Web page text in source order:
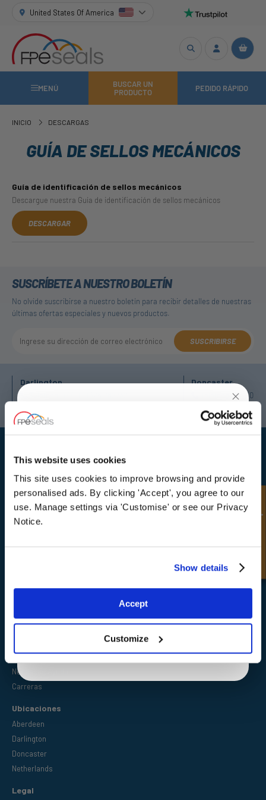
This website uses cookies
This site uses cookies to improve browsing and provide
personalised ads. By clicking 'Accept', you agree to our
use. Manage settings via 'Customise' or see our Privacy
Notice.
Show details
Accept
Customize
United States Of America
MENÚ
BUSCAR UN
PRODUCTO
PEDIDO RÁPIDO
INICIO DESCARGAS
GUÍA DE SELLOS MECÁNICOS
Guía de identificación de sellos mecánicos
Descargue nuestra Guía de identificación de sellos mecánicos
DESCARGAR
SUSCRÍBETE A NUESTRO BOLETÍN
No olvide suscribirse a nuestro boletín para recibir detalles de nuestras
últimas ofertas especiales y nuevos productos.
SUSCRIBIRSE
Darlington Doncaster
Teléfono:+44 (0)
Correo
FPE Seals Ltd
Barrington Way,
Darlington,
Industrias
Descargas
Necesitas Ayuda
Carreras
Ubicaciones
Aberdeen
Darlington
Doncaster
Netherlands
Legal
Consulta rápida
UNLOCK10% OFF
YOURFIRST ORDER
Sign up for special offers and exclusive
deals
privacy policy.